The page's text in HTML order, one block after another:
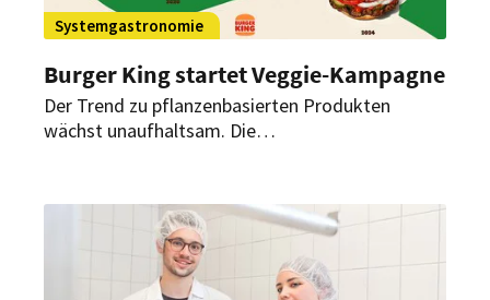
Systemgastronomie
Burger King startet Veggie-Kampagne
Der Trend zu pflanzenbasierten Produkten
wächst unaufhaltsam. Die
Monat sind pflanzenbasierte Produkte zehn Cent
günstiger als ihre fleischbasierten Gegenstücke.